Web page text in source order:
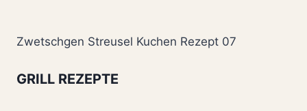
Zwetschgen Streusel Kuchen Rezept 07
GRILL REZEPTE